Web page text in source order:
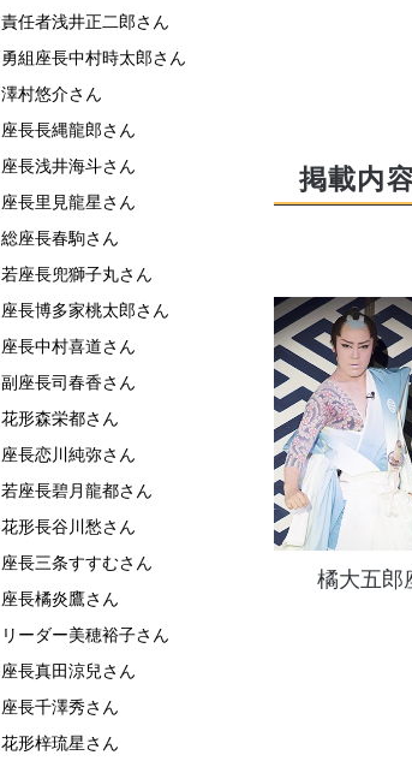
掲載内
橘大五郎
責任者浅井正二郎さん
勇組座長中村時太郎さん
澤村悠介さん
座長長縄龍郎さん
座長浅井海斗さん
座長里見龍星さん
総座長春駒さん
若座長兜獅子丸さん
座長博多家桃太郎さん
座長中村喜道さん
副座長司春香さん
花形森栄都さん
座長恋川 純弥さん
若座長碧月龍都さん
花形長谷川 愁さん
座長三条すすむさん
座長橘炎鷹さん
リーダー美穂裕子さん
座長真田涼兒さん
座長千澤秀さん
花形梓琉星さん